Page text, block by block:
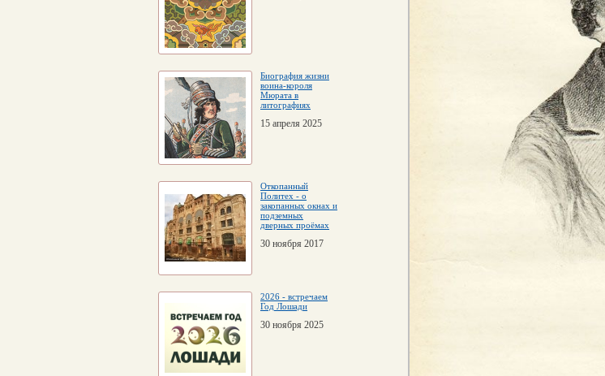
Биография жизни
воина-короля
Мюрата в
литографиях
15 апреля 2025
Откопанный
Политех - о
закопанных окнах и
подземных
дверных проёмах
30 ноября 2017
2026 - встречаем
Год Лошади
30 ноября 2025